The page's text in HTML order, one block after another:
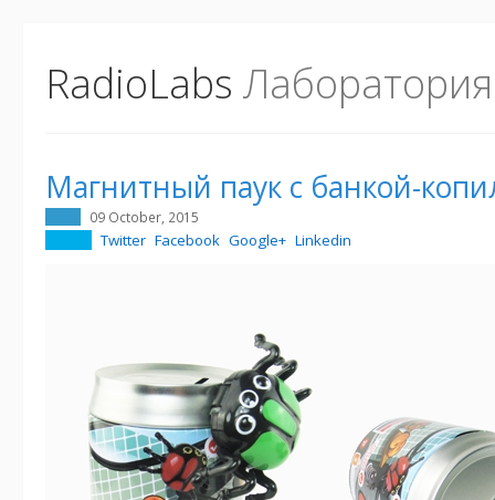
RadioLabs
Магнитный паук с банкой-
09 October, 2015
Twitter Facebook Google+ Linkedin